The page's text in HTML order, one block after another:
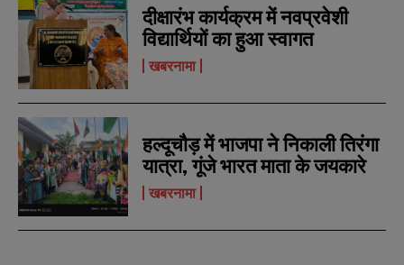
l
*
u
m
b
e
s
SUBMIT
l
*
u
m
b
e
s
SUBMIT
दीक्षारंभ कार्यक्रम में नवप्रवेशी
विद्यार्थियों का हुआ स्वागत
खबरनामा
हल्दूचौड़ में भाजपा ने निकाली तिरंगा
यात्रा, गूंजे भारत माता के जयकारे
खबरनामा